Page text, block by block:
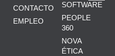
CONTACTO
EMPLEO
SOFTWARE
PEOPLE
360
NOVA
ÉTICA